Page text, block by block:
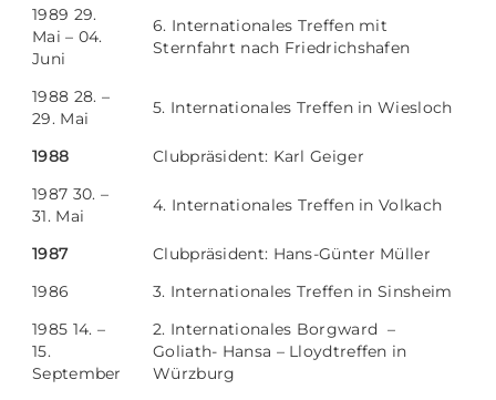
1989 29.
Mai – 04.
Juni
6. Internationales Treffen mit
Sternfahrt nach Friedrichshafen
1988 28. –
29. Mai
5. Internationales Treffen in Wiesloch
1988
Clubpräsident: Karl Geiger
1987 30. –
31. Mai
4. Internationales Treffen in Volkach
1987
Clubpräsident: Hans-Günter Müller
1986
3. Internationales Treffen in Sinsheim
1985 14. –
15.
September
2. Internationales Borgward –
Goliath- Hansa – Lloydtreffen in
Würzburg